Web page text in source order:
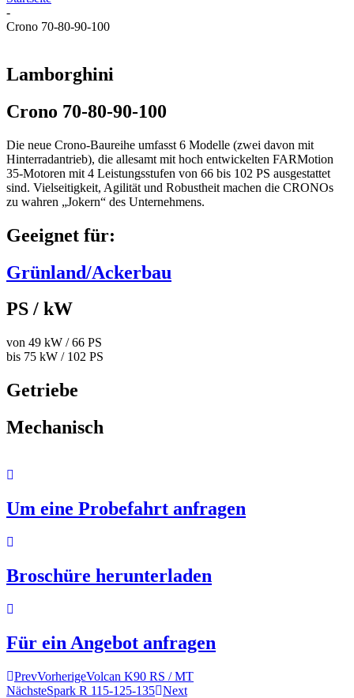
-
Crono 70-80-90-100
Lamborghini
Crono 70-80-90-100
Die neue Crono-Baureihe umfasst 6 Modelle (zwei davon mit
Hinterradantrieb), die allesamt mit hoch entwickelten FARMotion
35-Motoren mit 4 Leistungsstufen von 66 bis 102 PS ausgestattet
sind. Vielseitigkeit, Agilität und Robustheit machen die CRONOs
zu wahren „Jokern“ des Unternehmens.
Geeignet für:
Grünland/Ackerbau
PS / kW
von 49 kW / 66 PS
bis 75 kW / 102 PS
Getriebe
Mechanisch
Um eine Probefahrt anfragen
Broschüre herunterladen
Für ein Angebot anfragen
PrevVorherigeVolcan K90 RS / MT
NächsteSpark R 115-125-135 Next